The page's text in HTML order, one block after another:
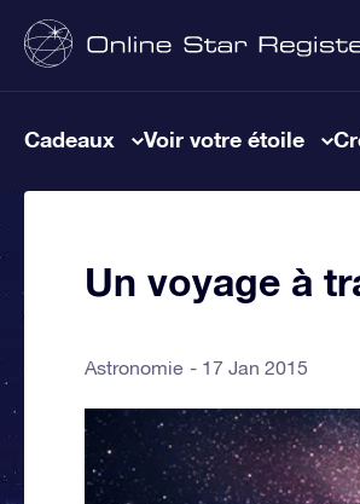
Cadeaux Voir votre étoile
Un voyage à
Astronomie 17 Jan 2015